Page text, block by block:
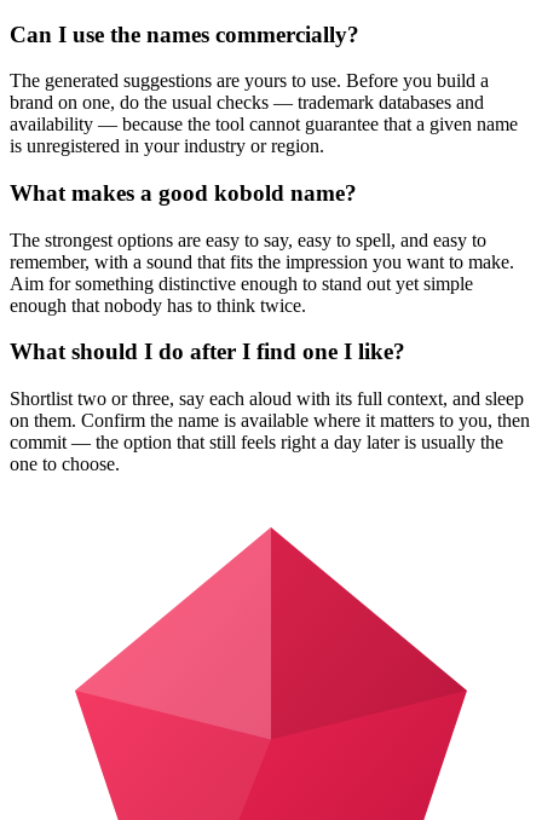
Can I use the names commercially?
The generated suggestions are yours to use. Before you build a
brand on one, do the usual checks — trademark databases and
availability — because the tool cannot guarantee that a given name
is unregistered in your industry or region.
What makes a good kobold name?
The strongest options are easy to say, easy to spell, and easy to
remember, with a sound that fits the impression you want to make.
Aim for something distinctive enough to stand out yet simple
enough that nobody has to think twice.
What should I do after I find one I like?
Shortlist two or three, say each aloud with its full context, and sleep
on them. Confirm the name is available where it matters to you, then
commit — the option that still feels right a day later is usually the
one to choose.